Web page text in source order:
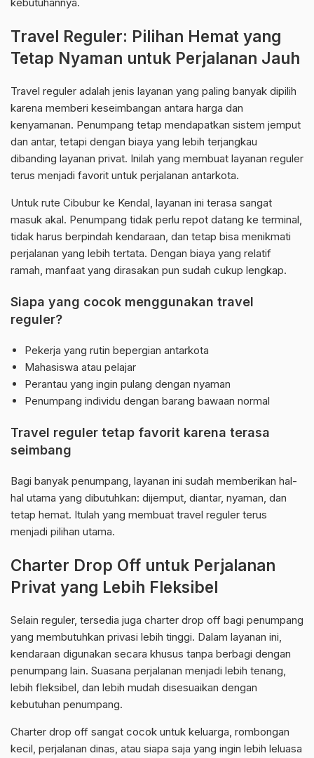
kebutuhannya.
Travel Reguler: Pilihan Hemat yang
Tetap Nyaman untuk Perjalanan Jauh
Travel reguler adalah jenis layanan yang paling banyak dipilih
karena memberi keseimbangan antara harga dan
kenyamanan. Penumpang tetap mendapatkan sistem jemput
dan antar, tetapi dengan biaya yang lebih terjangkau
dibanding layanan privat. Inilah yang membuat layanan reguler
terus menjadi favorit untuk perjalanan antarkota.
Untuk rute Cibubur ke Kendal, layanan ini terasa sangat
masuk akal. Penumpang tidak perlu repot datang ke terminal,
tidak harus berpindah kendaraan, dan tetap bisa menikmati
perjalanan yang lebih tertata. Dengan biaya yang relatif
ramah, manfaat yang dirasakan pun sudah cukup lengkap.
Siapa yang cocok menggunakan travel
reguler?
Pekerja yang rutin bepergian antarkota
Mahasiswa atau pelajar
Perantau yang ingin pulang dengan nyaman
Penumpang individu dengan barang bawaan normal
Travel reguler tetap favorit karena terasa
seimbang
Bagi banyak penumpang, layanan ini sudah memberikan hal-
hal utama yang dibutuhkan: dijemput, diantar, nyaman, dan
tetap hemat. Itulah yang membuat travel reguler terus
menjadi pilihan utama.
Charter Drop Off untuk Perjalanan
Privat yang Lebih Fleksibel
Selain reguler, tersedia juga charter drop off bagi penumpang
yang membutuhkan privasi lebih tinggi. Dalam layanan ini,
kendaraan digunakan secara khusus tanpa berbagi dengan
penumpang lain. Suasana perjalanan menjadi lebih tenang,
lebih fleksibel, dan lebih mudah disesuaikan dengan
kebutuhan penumpang.
Charter drop off sangat cocok untuk keluarga, rombongan
kecil, perjalanan dinas, atau siapa saja yang ingin lebih leluasa